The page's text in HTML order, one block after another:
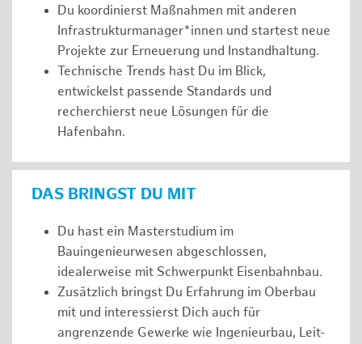
Du koordinierst Maßnahmen mit anderen
Infrastrukturmanager*innen und startest neue
Projekte zur Erneuerung und Instandhaltung.
Technische Trends hast Du im Blick,
entwickelst passende Standards und
recherchierst neue Lösungen für die
Hafenbahn.
DAS BRINGST DU MIT
Du hast ein Masterstudium im
Bauingenieurwesen abgeschlossen,
idealerweise mit Schwerpunkt Eisenbahnbau.
Zusätzlich bringst Du Erfahrung im Oberbau
mit und interessierst Dich auch für
angrenzende Gewerke wie Ingenieurbau, Leit-